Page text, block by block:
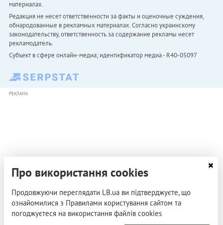
материалах.
Редакция не несет ответственности за факты и оценочные суждения,
обнародованные в рекламных материалах. Согласно украинскому
законодательству, ответственность за содержание рекламы несет
рекламодатель.
Субъект в сфере онлайн-медиа; идентификатор медиа - R40-05097
РЕКЛАМА
Про використання cookies
Продовжуючи переглядати LB.ua ви підтверджуєте, що
ознайомилися з Правилами користування сайтом та
погоджуєтеся на використання файлів cookies